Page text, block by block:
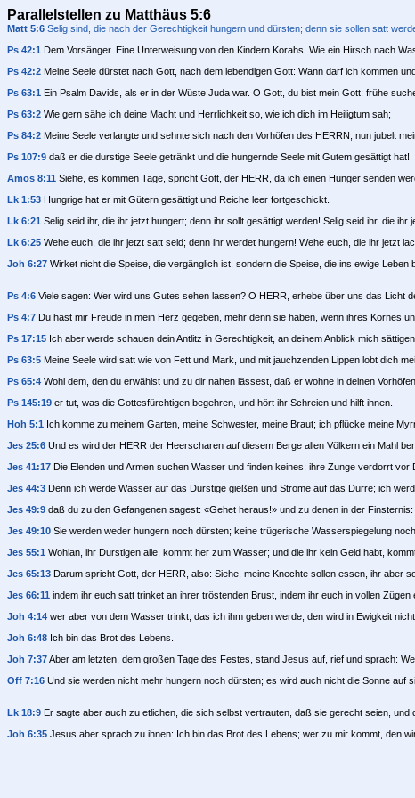
Parallelstellen zu Matthäus 5:6
Matt 5:6 Selig sind, die nach der Gerechtigkeit hungern und dürsten; denn sie sollen satt
Ps 42:1 Dem Vorsänger. Eine Unterweisung von den Kindern Korahs. Wie ein Hirsch nach
Ps 42:2 Meine Seele dürstet nach Gott, nach dem lebendigen Gott: Wann darf ich kommen
Ps 63:1 Ein Psalm Davids, als er in der Wüste Juda war. O Gott, du bist mein Gott; frühe
Ps 63:2 Wie gern sähe ich deine Macht und Herrlichkeit so, wie ich dich im Heiligtum sah;
Ps 84:2 Meine Seele verlangte und sehnte sich nach den Vorhöfen des HERRN; nun jubelt
Ps 107:9 daß er die durstige Seele getränkt und die hungernde Seele mit Gutem gesättigt hat!
Amos 8:11 Siehe, es kommen Tage, spricht Gott, der HERR, da ich einen Hunger senden
Lk 1:53 Hungrige hat er mit Gütern gesättigt und Reiche leer fortgeschickt.
Lk 6:21 Selig seid ihr, die ihr jetzt hungert; denn ihr sollt gesättigt werden! Selig seid ihr, die ihr
Lk 6:25 Wehe euch, die ihr jetzt satt seid; denn ihr werdet hungern! Wehe euch, die ihr jetzt
Joh 6:27 Wirket nicht die Speise, die vergänglich ist, sondern die Speise, die ins ewige
Ps 4:6 Viele sagen: Wer wird uns Gutes sehen lassen? O HERR, erhebe über uns das Licht
Ps 4:7 Du hast mir Freude in mein Herz gegeben, mehr denn sie haben, wenn ihres Kornes
Ps 17:15 Ich aber werde schauen dein Antlitz in Gerechtigkeit, an deinem Anblick mich
Ps 63:5 Meine Seele wird satt wie von Fett und Mark, und mit jauchzenden Lippen lobt dich
Ps 65:4 Wohl dem, den du erwählst und zu dir nahen lässest, daß er wohne in deinen
Ps 145:19 er tut, was die Gottesfürchtigen begehren, und hört ihr Schreien und hilft ihnen.
Hoh 5:1 Ich komme zu meinem Garten, meine Schwester, meine Braut; ich pflücke meine
Jes 25:6 Und es wird der HERR der Heerscharen auf diesem Berge allen Völkern ein Mahl
Jes 41:17 Die Elenden und Armen suchen Wasser und finden keines; ihre Zunge verdorrt
Jes 44:3 Denn ich werde Wasser auf das Durstige gießen und Ströme auf das Dürre; ich
Jes 49:9 daß du zu den Gefangenen sagest: «Gehet heraus!» und zu denen in der
Jes 49:10 Sie werden weder hungern noch dürsten; keine trügerische Wasserspiegelung
Jes 55:1 Wohlan, ihr Durstigen alle, kommt her zum Wasser; und die ihr kein Geld habt,
Jes 65:13 Darum spricht Gott, der HERR, also: Siehe, meine Knechte sollen essen, ihr aber
Jes 66:11 indem ihr euch satt trinket an ihrer tröstenden Brust, indem ihr euch in vollen
Joh 4:14 wer aber von dem Wasser trinkt, das ich ihm geben werde, den wird in Ewigkeit
Joh 6:48 Ich bin das Brot des Lebens.
Joh 7:37Aber am letzten, dem großen Tage des Festes, stand Jesus auf, rief und sprach:
Off 7:16 Und sie werden nicht mehr hungern noch dürsten; es wird auch nicht die Sonne auf
Lk 18:9 Er sagte aber auch zu etlichen, die sich selbst vertrauten, daß sie gerecht seien, und
Joh 6:35 Jesus aber sprach zu ihnen: Ich bin das Brot des Lebens; wer zu mir kommt, den